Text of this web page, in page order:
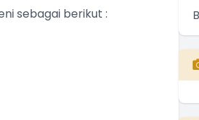
sebagai berikut :